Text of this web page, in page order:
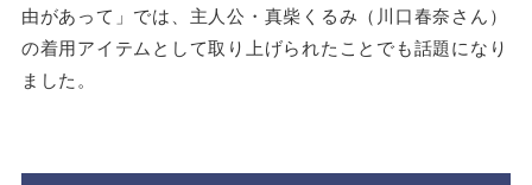
由があって」では、主人公・真柴くるみ（川口春奈さん）
の着用アイテムとして取り上げられたことでも話題になり
ました。